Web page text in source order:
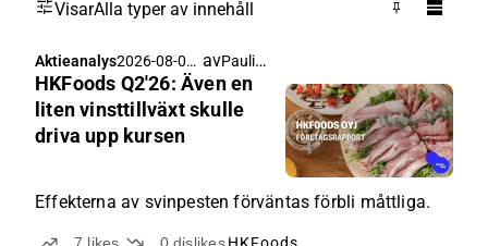
VisarAlla typer av innehåll
Aktieanalys2026-08-06
05:40
av Pauli Lohi
HKFoods Q2'26: Även en
liten vinsttillväxt skulle
driva upp kursen
Effekterna av svinpesten förväntas förbli måttliga.
7 likes 0 dislikes HKFoods